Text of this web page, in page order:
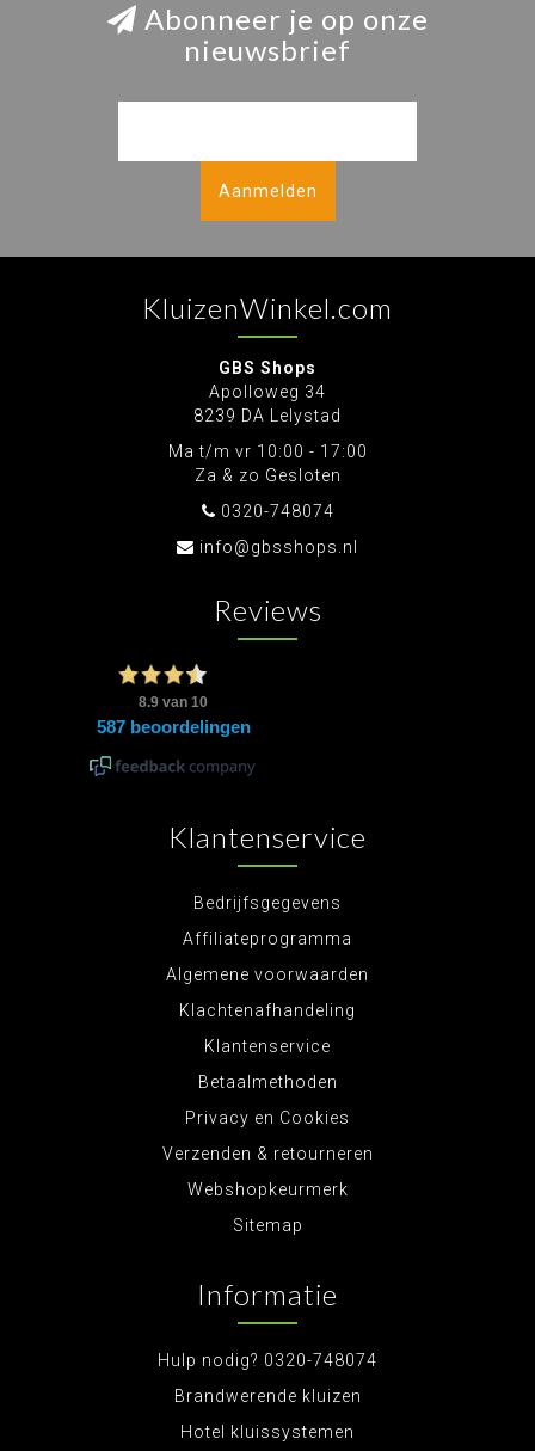
Abonneer je op onze
nieuwsbrief
Aanmelden
KluizenWinkel.com
GBS Shops
Apolloweg 34
8239 DA Lelystad
Ma t/m vr 10:00 - 17:00
Za & zo Gesloten
0320-748074
info@gbsshops.nl
Reviews
Klantenservice
Bedrijfsgegevens
Affiliateprogramma
Algemene voorwaarden
Klachtenafhandeling
Klantenservice
Betaalmethoden
Privacy en Cookies
Verzenden & retourneren
Webshopkeurmerk
Sitemap
Informatie
Hulp nodig? 0320-748074
Brandwerende kluizen
Hotel kluissystemen